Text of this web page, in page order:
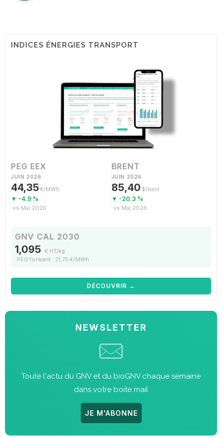
INDICES ÉNERGIES TRANSPORT
PEG EEX
JUIN 2026
44,35 €/MWh
▼ -4.9 %
vs Mai 2026
BRENT
JUIN 2026
85,40 $/baril
▼ -20.3 %
vs Mai 2026
GNV CAL 2030
1,095 € HT/kg
PEG forward : 21,75 €/MWh
DÉCOUVRIR →
NEWSLETTER
Toute l'actu du GNV et du bioGNV chaque semaine
dans votre boite mail
JE M'ABONNE